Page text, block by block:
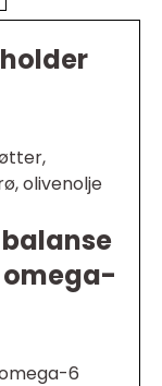
olivenolje
6